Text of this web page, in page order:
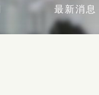
最新消息